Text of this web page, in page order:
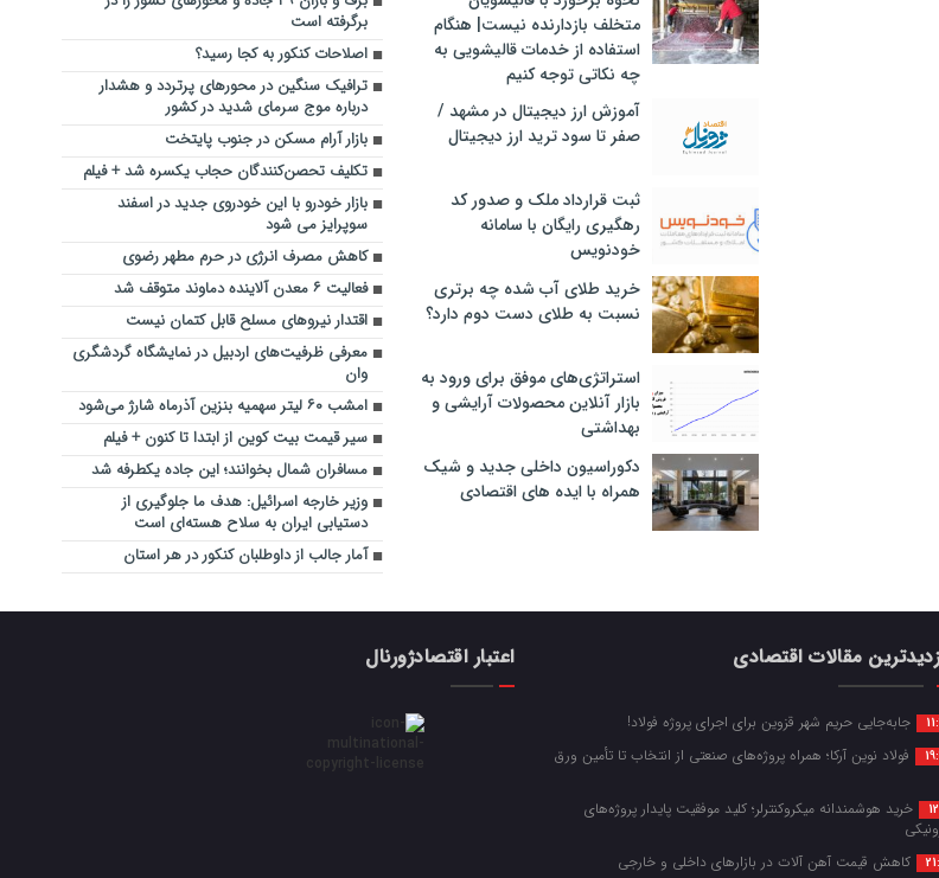
متخلف بازدارنده نیست| هنگام
استفاده از خدمات قالیشویی به
چه نکاتی توجه کنیم
آموزش ارز دیجیتال در مشهد /
صفر تا سود ترید ارز دیجیتال
ثبت قرارداد ملک و صدور کد
رهگیری رایگان با سامانه
خودنویس
خرید طلای آب شده چه برتری
نسبت به طلای دست دوم دارد؟
استراتژی‌های موفق برای ورود به
بازار آنلاین محصولات آرایشی و
بهداشتی
دکوراسیون داخلی جدید و شیک
همراه با ایده های اقتصادی
برگرفته است
اصلاحات کنکور به کجا رسید؟
ترافیک سنگین در محورهای پرتردد و هشدار
درباره موج سرمای شدید در کشور
بازار آرام مسکن در جنوب پایتخت
تکلیف تحصن‌کنندگان حجاب یکسره شد + فیلم
بازار خودرو با این خودروی جدید در اسفند
سوپرایز می شود
کاهش مصرف انرژی در حرم مطهر رضوی
فعالیت ۶ معدن آلاینده دماوند متوقف شد
اقتدار نیروهای مسلح قابل کتمان نیست
معرفی ظرفیت‌های اردبیل در نمایشگاه گردشگری
وان‌
امشب ۶۰ لیتر سهمیه بنزین آذرماه شارژ می‌شود
سیر قیمت بیت کوین از ابتدا تا کنون + فیلم
مسافران شمال بخوانند؛ این جاده یکطرفه شد
وزیر خارجه اسرائیل: هدف ما جلوگیری از
دستیابی ایران به سلاح هسته‌ای است
آمار جالب از داوطلبان کنکور در هر استان
مقالات اقتصادی
جابه‌جایی حریم شهر قزوین برای اجرای پروژه فولاد!
فولاد نوین آرکا؛ همراه پروژه‌های صنعتی از انتخاب تا تأمین ورق
خرید هوشمندانه میکروکنترلر؛ کلید موفقیت پایدار پروژه‌های
کاهش قیمت آهن آلات در بازارهای داخلی و خارجی
اعتبار اقتصادژورنال